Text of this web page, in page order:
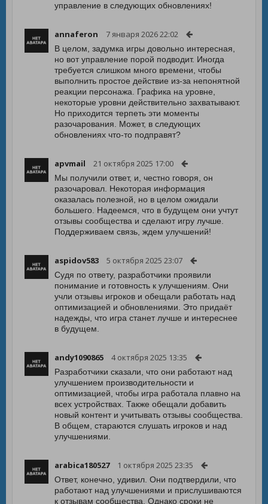
управление в следующих обновлениях!
annaferon 7 января 2026 22:02
В целом, задумка игры довольно интересная,
но вот управление порой подводит. Иногда
требуется слишком много времени, чтобы
выполнить простое действие из-за непонятной
реакции персонажа. Графика на уровне,
некоторые уровни действительно захватывают.
Но приходится терпеть эти моменты
разочарования. Может, в следующих
обновлениях что-то подправят?
apvmail 21 октября 2025 17:00
Мы получили ответ, и, честно говоря, он
разочаровал. Некоторая информация
оказалась полезной, но в целом ожидали
большего. Надеемся, что в будущем они учтут
отзывы сообщества и сделают игру лучше.
Поддерживаем связь, ждем улучшений!
aspidov583 5 октября 2025 23:07
Судя по ответу, разработчики проявили
понимание и готовность к улучшениям. Они
учли отзывы игроков и обещали работать над
оптимизацией и обновлениями. Это придаёт
надежды, что игра станет лучше и интереснее
в будущем.
andy1090865 4 октября 2025 13:35
Разработчики сказали, что они работают над
улучшением производительности и
оптимизацией, чтобы игра работала плавно на
всех устройствах. Также обещали добавить
новый контент и учитывать отзывы сообщества.
В общем, стараются слушать игроков и над
улучшениями.
arabica180527 1 октября 2025 23:35
Ответ, конечно, удивил. Они подтвердили, что
работают над улучшениями и прислушиваются
к отзывам сообщества. Однако сроки не